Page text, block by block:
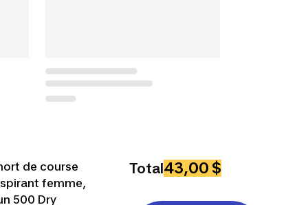
de course
femme,
500 Dry
Total43,00 $